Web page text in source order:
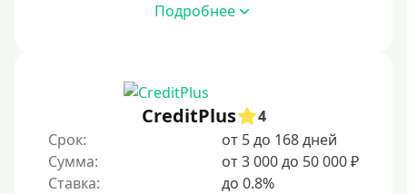
Перевод средств на карту через Telegram
Бесплатное использование без списания средств с
карты
Денежным переводом
Подробнее
CreditPlus
4
Срок:
от 5 до 168 дней
Сумма:
от 3 000 до 50 000 ₽
Ставка:
до 0.8%